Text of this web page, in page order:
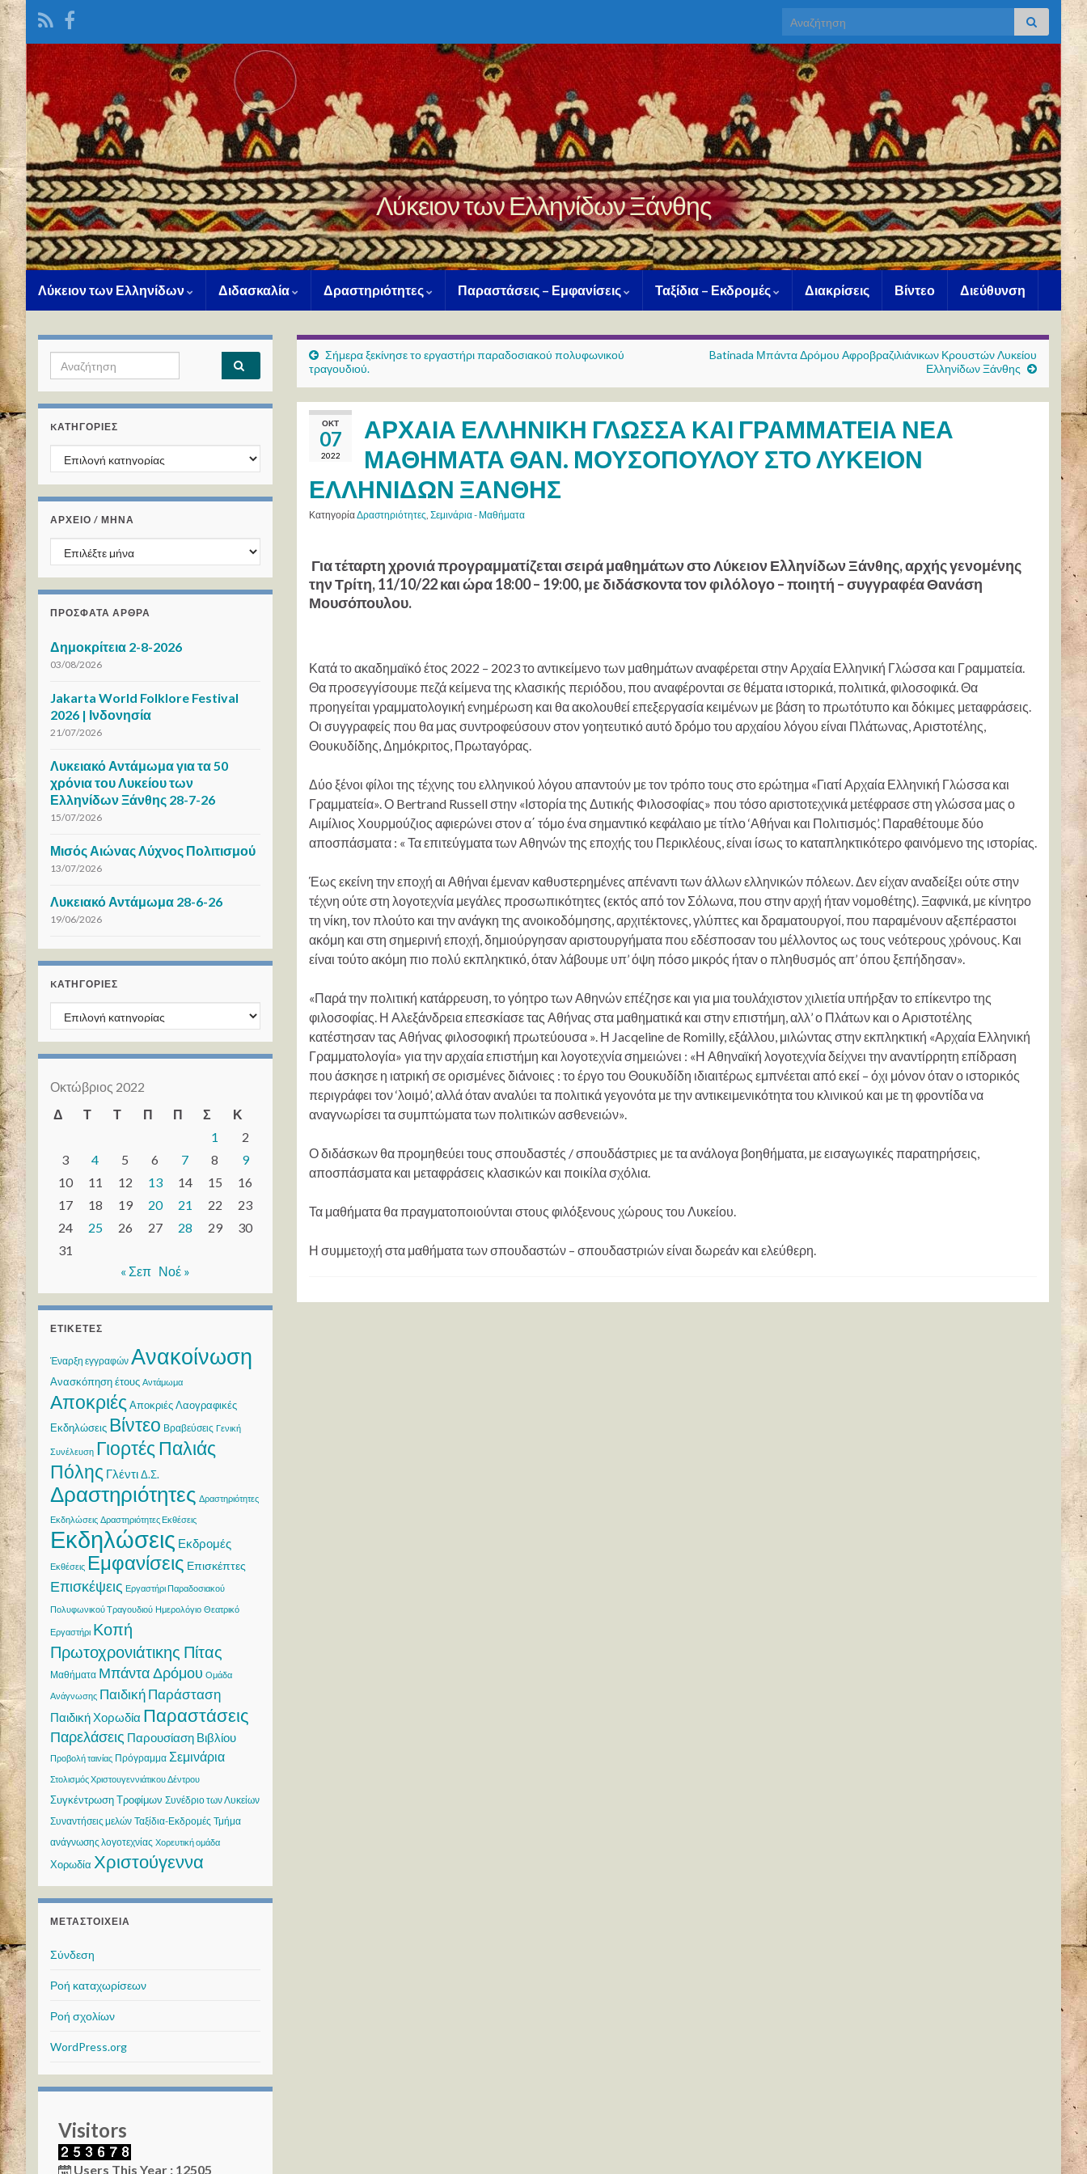
Search for:
Λύκειον των Ελληνίδων Ξάνθης
Λύκειον των Ελληνίδων Διδασκαλία Δραστηριότητες Παραστάσεις – Εμφανίσεις Ταξίδια – Εκδρομές Διακρίσεις Βίντεο Διεύθυνση
Σήμερα ξεκίνησε το εργαστήρι παραδοσιακού πολυφωνικού
τραγουδιού.
Batinada Μπάντα Δρόμου Αφροβραζιλιάνικων Κρουστών Λυκείου
Ελληνίδων Ξάνθης
ΟΚΤ
07
2022
ΑΡΧΑΙΑ ΕΛΛΗΝΙΚΗ ΓΛΩΣΣΑ ΚΑΙ ΓΡΑΜΜΑΤΕΙΑ ΝΕΑ
ΜΑΘΗΜΑΤΑ ΘΑΝ. ΜΟΥΣΟΠΟΥΛΟΥ ΣΤΟ ΛΥΚΕΙΟΝ
ΕΛΛΗΝΙΔΩΝ ΞΑΝΘΗΣ
ΚατηγορίαΔραστηριότητες, Σεμινάρια - Μαθήματα
Για τέταρτη χρονιά προγραμματίζεται σειρά μαθημάτων στο Λύκειον Ελληνίδων Ξάνθης, αρχής γενομένης
την Τρίτη, 11/10/22 και ώρα 18:00 – 19:00, με διδάσκοντα τον φιλόλογο – ποιητή – συγγραφέα Θανάση
Μουσόπουλου.
Κατά το ακαδημαϊκό έτος 2022 – 2023 το αντικείμενο των μαθημάτων αναφέρεται στην Αρχαία Ελληνική Γλώσσα και Γραμματεία.
Θα προσεγγίσουμε πεζά κείμενα της κλασικής περιόδου, που αναφέρονται σε θέματα ιστορικά, πολιτικά, φιλοσοφικά. Θα
προηγείται γραμματολογική ενημέρωση και θα ακολουθεί επεξεργασία κειμένων με βάση το πρωτότυπο και δόκιμες μεταφράσεις.
Οι συγγραφείς που θα μας συντροφεύσουν στον γοητευτικό αυτό δρόμο του αρχαίου λόγου είναι Πλάτωνας, Αριστοτέλης,
Θουκυδίδης, Δημόκριτος, Πρωταγόρας.
Δύο ξένοι φίλοι της τέχνης του ελληνικού λόγου απαντούν με τον τρόπο τους στο ερώτημα «Γιατί Αρχαία Ελληνική Γλώσσα και
Γραμματεία». Ο Bertrand Russell στην «Ιστορία της Δυτικής Φιλοσοφίας» που τόσο αριστοτεχνικά μετέφρασε στη γλώσσα μας ο
Αιμίλιος Χουρμούζιος αφιερώνει στον α΄ τόμο ένα σημαντικό κεφάλαιο με τίτλο ‘Αθήναι και Πολιτισμός’. Παραθέτουμε δύο
αποσπάσματα : « Τα επιτεύγματα των Αθηνών της εποχής του Περικλέους, είναι ίσως το καταπληκτικότερο φαινόμενο της ιστορίας.
Έως εκείνη την εποχή αι Αθήναι έμεναν καθυστερημένες απέναντι των άλλων ελληνικών πόλεων. Δεν είχαν αναδείξει ούτε στην
τέχνη ούτε στη λογοτεχνία μεγάλες προσωπικότητες (εκτός από τον Σόλωνα, που στην αρχή ήταν νομοθέτης). Ξαφνικά, με κίνητρο
τη νίκη, τον πλούτο και την ανάγκη της ανοικοδόμησης, αρχιτέκτονες, γλύπτες και δραματουργοί, που παραμένουν αξεπέραστοι
ακόμη και στη σημερινή εποχή, δημιούργησαν αριστουργήματα που εδέσποσαν του μέλλοντος ως τους νεότερους χρόνους. Και
είναι τούτο ακόμη πιο πολύ εκπληκτικό, όταν λάβουμε υπ’ όψη πόσο μικρός ήταν ο πληθυσμός απ’ όπου ξεπήδησαν».
«Παρά την πολιτική κατάρρευση, το γόητρο των Αθηνών επέζησε και για μια τουλάχιστον χιλιετία υπήρξαν το επίκεντρο της
φιλοσοφίας. Η Αλεξάνδρεια επεσκίασε τας Αθήνας στα μαθηματικά και στην επιστήμη, αλλ’ ο Πλάτων και ο Αριστοτέλης
κατέστησαν τας Αθήνας φιλοσοφική πρωτεύουσα ». Η Jacqeline de Romilly, εξάλλου, μιλώντας στην εκπληκτική «Αρχαία Ελληνική
Γραμματολογία» για την αρχαία επιστήμη και λογοτεχνία σημειώνει : «Η Αθηναϊκή λογοτεχνία δείχνει την αναντίρρητη επίδραση
που άσκησε η ιατρική σε ορισμένες διάνοιες : το έργο του Θουκυδίδη ιδιαιτέρως εμπνέεται από εκεί – όχι μόνον όταν ο ιστορικός
περιγράφει τον ‘λοιμό’, αλλά όταν αναλύει τα πολιτικά γεγονότα με την αντικειμενικότητα του κλινικού και με τη φροντίδα να
αναγνωρίσει τα συμπτώματα των πολιτικών ασθενειών».
Ο διδάσκων θα προμηθεύει τους σπουδαστές / σπουδάστριες με τα ανάλογα βοηθήματα, με εισαγωγικές παρατηρήσεις,
αποσπάσματα και μεταφράσεις κλασικών και ποικίλα σχόλια.
Τα μαθήματα θα πραγματοποιούνται στους φιλόξενους χώρους του Λυκείου.
Η συμμετοχή στα μαθήματα των σπουδαστών – σπουδαστριών είναι δωρεάν και ελεύθερη.
Search for:
KΑΤΗΓΟΡΊΕΣ
Kατηγορίες
ΑΡΧΕΙΟ / ΜΗΝΑ
ΑΡΧΕΙΟ / ΜΗΝΑ
ΠΡΌΣΦΑΤΑ ΆΡΘΡΑ
Δημοκρίτεια 2-8-2026
03/08/2026
Jakarta World Folklore Festival
2026 | Ινδονησία
21/07/2026
Λυκειακό Αντάμωμα για τα 50
χρόνια του Λυκείου των
Ελληνίδων Ξάνθης 28-7-26
15/07/2026
Μισός Αιώνας Λύχνος Πολιτισμού
13/07/2026
Λυκειακό Αντάμωμα 28-6-26
19/06/2026
KΑΤΗΓΟΡΊΕΣ
Kατηγορίες
Οκτώβριος 2022
Δ
Τ Τ Π Π Σ
Κ
1
2
3
4 5 6 7 8
9
10
11 12 13 14 15
16
17
18 19 20 21 22
23
24
25 26 27 28 29
30
31
« Σεπ Νοέ »
ΕΤΙΚΈΤΕΣ
Έναρξη εγγραφών Ανακοίνωση
Ανασκόπηση έτους Αντάμωμα
Αποκριές Αποκριές Λαογραφικές
Εκδηλώσεις Βίντεο Βραβεύσεις Γενική
Συνέλευση Γιορτές Παλιάς
Πόλης ΓλέντιΔ.Σ.
Δραστηριότητες Δραστηριότητες
Εκδηλώσεις Δραστηριότητες Εκθέσεις
Εκδηλώσεις Εκδρομές
Εκθέσεις Εμφανίσεις Επισκέπτες
Επισκέψεις Εργαστήρι Παραδοσιακού
Πολυφωνικού Τραγουδιού Ημερολόγιο Θεατρικό
Εργαστήρι Κοπή
Πρωτοχρονιάτικης Πίτας
Μαθήματα Μπάντα Δρόμου Ομάδα
Ανάγνωσης Παιδική Παράσταση
Παιδική Χορωδία Παραστάσεις
Παρελάσεις Παρουσίαση Βιβλίου
Προβολή ταινίας Πρόγραμμα Σεμινάρια
Στολισμός Χριστουγεννιάτικου Δέντρου
Συγκέντρωση Τροφίμων Συνέδριο των Λυκείων
Συναντήσεις μελών Ταξίδια-Εκδρομές Τμήμα
ανάγνωσης λογοτεχνίας Χορευτική ομάδα
Χορωδία Χριστούγεννα
ΜΕΤΑΣΤΟΙΧΕΊΑ
Σύνδεση
Ροή καταχωρίσεων
Ροή σχολίων
WordPress.org
Visitors
Users This Year : 12505